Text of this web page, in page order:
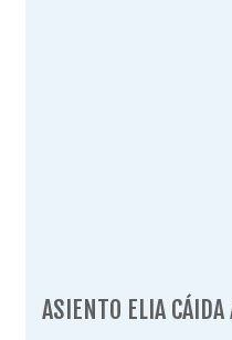
ASIENTO ELIA